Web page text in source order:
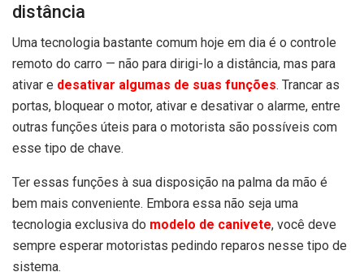
distância
Uma tecnologia bastante comum hoje em dia é o controle
remoto do carro — não para dirigi-lo a distância, mas para
ativar e desativar algumas de suas funções. Trancar as
portas, bloquear o motor, ativar e desativar o alarme, entre
outras funções úteis para o motorista são possíveis com
esse tipo de chave.
Ter essas funções à sua disposição na palma da mão é
bem mais conveniente. Embora essa não seja uma
tecnologia exclusiva do modelo de canivete, você deve
sempre esperar motoristas pedindo reparos nesse tipo de
sistema.